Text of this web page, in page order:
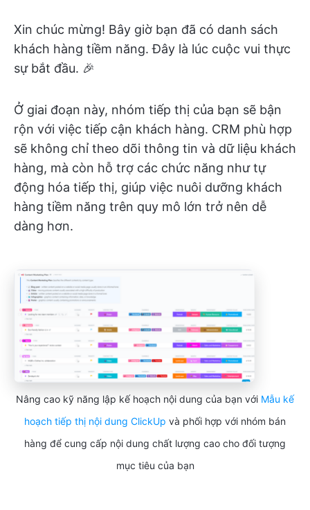
Xin chúc mừng! Bây giờ bạn đã có danh sách
khách hàng tiềm năng. Đây là lúc cuộc vui thực
sự bắt đầu. 🎉
Ở giai đoạn này, nhóm tiếp thị của bạn sẽ bận
rộn với việc tiếp cận khách hàng. CRM phù hợp
sẽ không chỉ theo dõi thông tin và dữ liệu khách
hàng, mà còn hỗ trợ các chức năng như tự
động hóa tiếp thị, giúp việc nuôi dưỡng khách
hàng tiềm năng trên quy mô lớn trở nên dễ
dàng hơn.
Nâng cao kỹ năng lập kế hoạch nội dung của bạn với Mẫu kế
hoạch tiếp thị nội dung ClickUp và phối hợp với nhóm bán
hàng để cung cấp nội dung chất lượng cao cho đối tượng
mục tiêu của bạn